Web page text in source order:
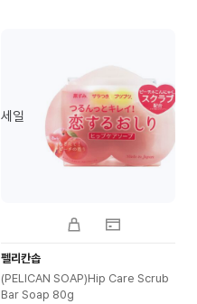
세일
펠리칸솝
(PELICAN SOAP)Hip Care Scrub
Bar Soap 80g